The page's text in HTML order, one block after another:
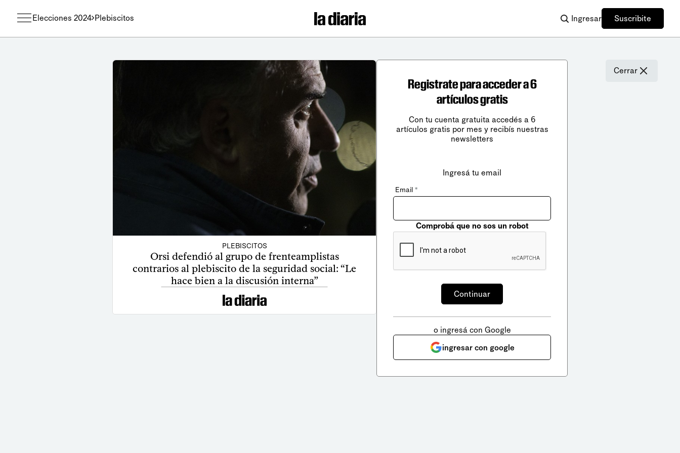
Elecciones 2024 Plebiscitos Ingresar Suscribite
PLEBISCITOS
Orsi defendió al grupo de frenteamplistas
contrarios al plebiscito de la seguridad social: “Le
hace bien a la discusión interna”
Cerrar
Registrate para acceder a 6
artículos gratis
Con tu cuenta gratuita accedés a 6
artículos gratis por mes y recibís nuestras
newsletters
Ingresá tu email
Email *
Comprobá que no sos un robot
o ingresá con Google
ingresar con google